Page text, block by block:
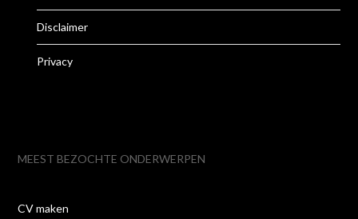
Disclaimer
Privacy
MEEST BEZOCHTE ONDERWERPEN
CV maken